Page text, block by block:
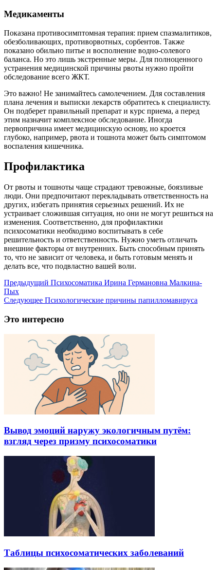
Медикаменты
Показана противосимптомная терапия: прием спазмалитиков,
обезболивающих, противорвотных, сорбентов. Также
показано обильно питье и восполнение водно-солевого
баланса. Но это лишь экстренные меры. Для полноценного
устранения медицинской причины рвоты нужно пройти
обследование всего ЖКТ.
Это важно! Не занимайтесь самолечением. Для составления
плана лечения и выписки лекарств обратитесь к специалисту.
Он подберет правильный препарат и курс приема, а перед
этим назначит комплексное обследование. Иногда
первопричина имеет медицинскую основу, но кроется
глубоко, например, рвота и тошнота может быть симптомом
воспаления кишечника.
Профилактика
От рвоты и тошноты чаще страдают тревожные, боязливые
люди. Они предпочитают перекладывать ответственность на
других, избегать принятия серьезных решений. Их не
устраивает сложившая ситуация, но они не могут решиться на
изменения. Соответственно, для профилактики
психосоматики необходимо воспитывать в себе
решительность и ответственность. Нужно уметь отличать
внешние факторы от внутренних. Быть способным принять
то, что не зависит от человека, и быть готовым менять и
делать все, что подвластно вашей воли.
Предыдущий Психосоматика Ирина Германовна Малкина-
Пых
Следующее Психологические причины папилломавируса
Это интересно
Вывод эмоций наружу экологичным путём:
взгляд через призму психосоматики
Таблицы психосоматических заболеваний